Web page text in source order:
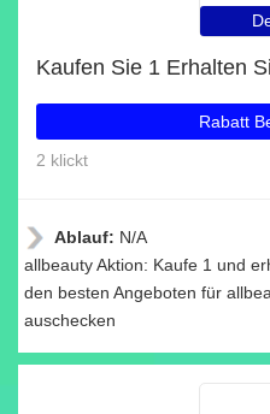
Rabatt
2 klickt
Ablauf: N/A
allbeauty Aktion: Kaufe 1 und
den besten Angeboten für
auschecken